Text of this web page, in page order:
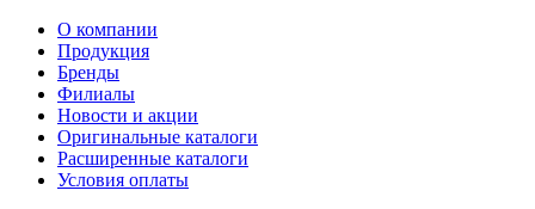
О компании
Продукция
Бренды
Филиалы
Новости и акции
Оригинальные каталоги
Расширенные каталоги
Условия оплаты